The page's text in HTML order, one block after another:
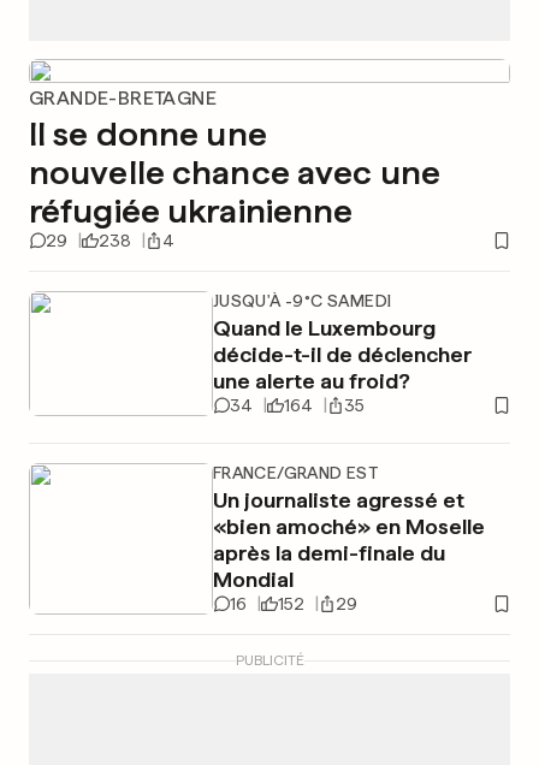
GRANDE-BRETAGNE
Il se donne une
nouvelle chance avec une
réfugiée ukrainienne
29 238 4
JUSQU'À -9°C SAMEDI
Quand le Luxembourg
décide-t-il de déclencher
une alerte au froid?
34 164 35
FRANCE/GRAND EST
Un journaliste agressé et
«bien amoché» en Moselle
après la demi-finale du
Mondial
16 152 29
PUBLICITÉ